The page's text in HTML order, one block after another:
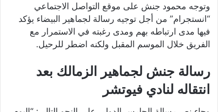
وتوجه محمود جنش على موقع التواصل الاجتماعي
“انستجرام” من أجل توجيه رسالة لجماهير البيضاء يؤكد
فيها مدى ارتباطه بهم ومدى رغبته في الاستمرار مع
الفريق خلال الموسم المقبل ولكنه اضطر للرحيل.
رسالة جنش لجماهير الزمالك بعد
انتقاله لنادي فيوتشر